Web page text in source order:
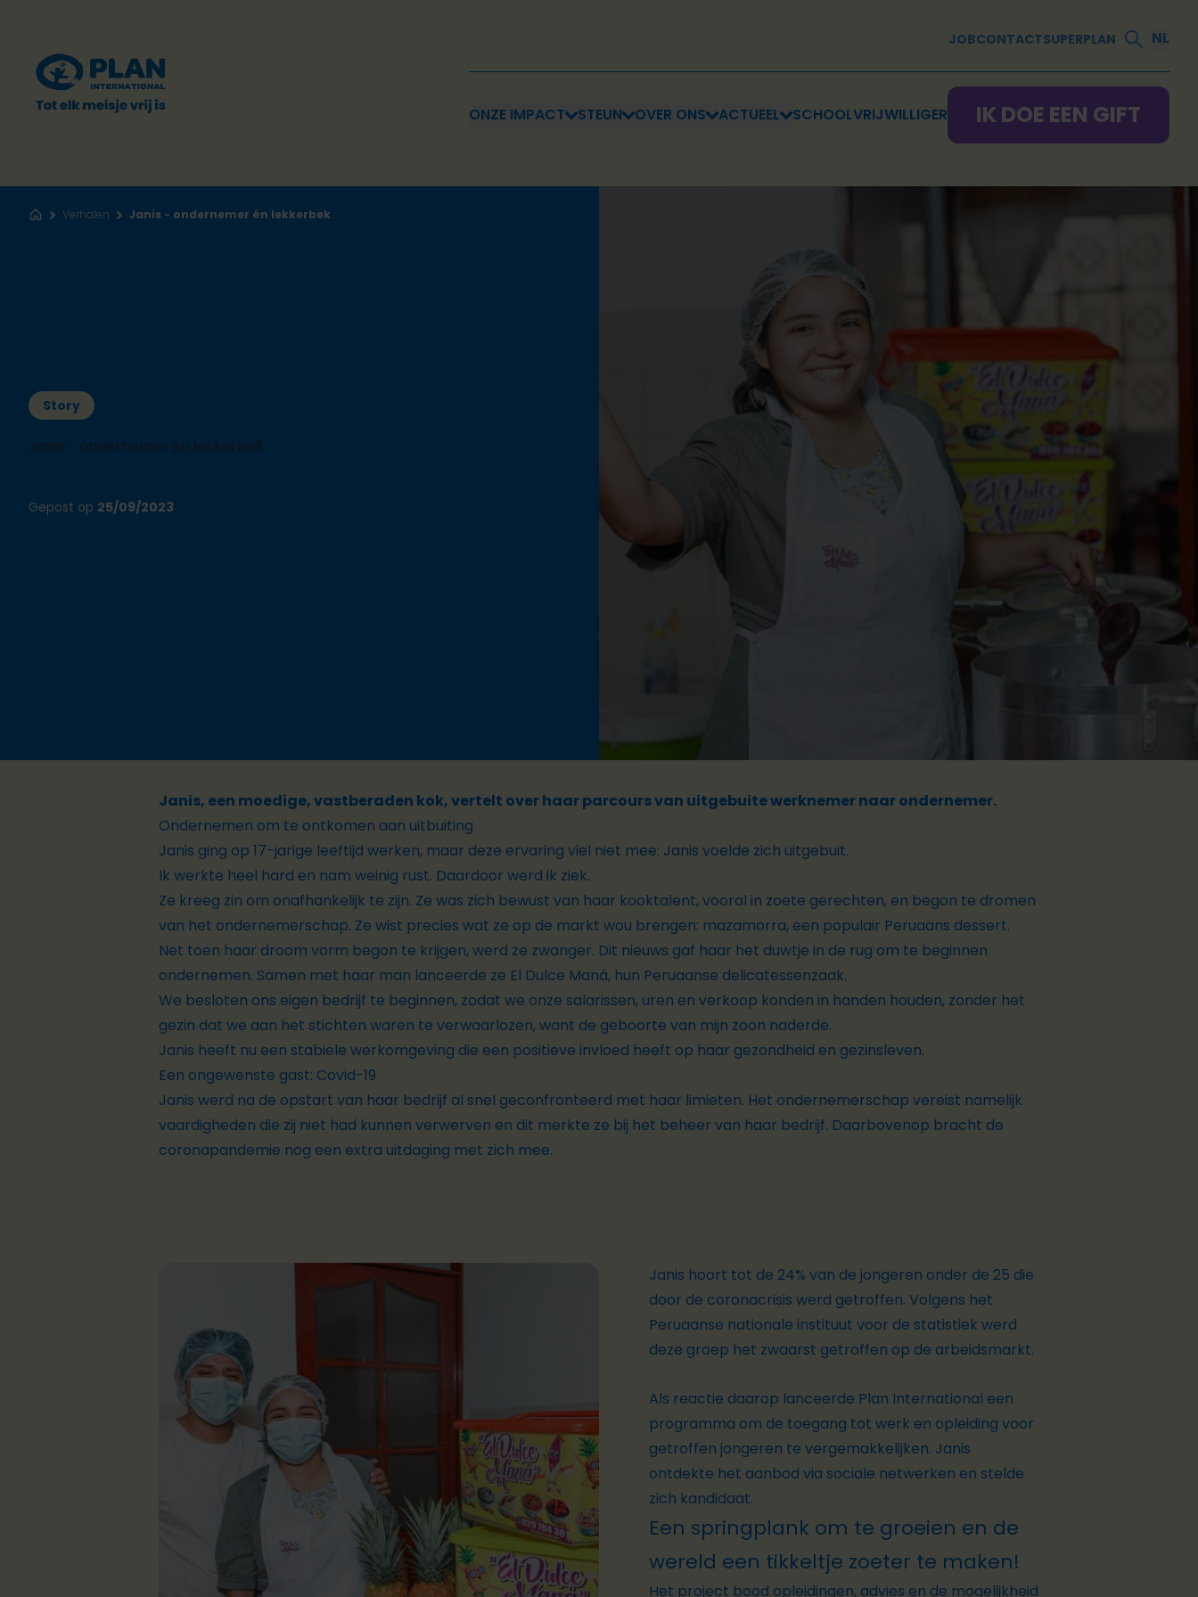
JOBCONTACTSUPERPLAN NL
ONZE IMPACT STEUN OVER ONS ACTUEEL SCHOOLVRIJWILLIGER IK DOE EEN GIFT
HomeVerhalen Janis - ondernemer én lekkerbek
Story
Janis - ondernemer én lekkerbek
Gepost op 25/09/2023
Janis, een moedige, vastberaden kok, vertelt over haar parcours van uitgebuite werknemer naar ondernemer.
Ondernemen om te ontkomen aan uitbuiting
Janis ging op 17-jarige leeftijd werken, maar deze ervaring viel niet mee: Janis voelde zich uitgebuit.
Ik werkte heel hard en nam weinig rust. Daardoor werd ik ziek.
Ze kreeg zin om onafhankelijk te zijn. Ze was zich bewust van haar kooktalent, vooral in zoete gerechten, en begon te dromen
van het ondernemerschap. Ze wist precies wat ze op de markt wou brengen: mazamorra, een populair Peruaans dessert.
Net toen haar droom vorm begon te krijgen, werd ze zwanger. Dit nieuws gaf haar het duwtje in de rug om te beginnen
ondernemen. Samen met haar man lanceerde ze El Dulce Maná, hun Peruaanse delicatessenzaak.
We besloten ons eigen bedrijf te beginnen, zodat we onze salarissen, uren en verkoop konden in handen houden, zonder het
gezin dat we aan het stichten waren te verwaarlozen, want de geboorte van mijn zoon naderde.
Janis heeft nu een stabiele werkomgeving die een positieve invloed heeft op haar gezondheid en gezinsleven.
Een ongewenste gast: Covid-19
Janis werd na de opstart van haar bedrijf al snel geconfronteerd met haar limieten. Het ondernemerschap vereist namelijk
vaardigheden die zij niet had kunnen verwerven en dit merkte ze bij het beheer van haar bedrijf. Daarbovenop bracht de
coronapandemie nog een extra uitdaging met zich mee.
Janis hoort tot de 24% van de jongeren onder de 25 die
door de coronacrisis werd getroffen. Volgens het
Peruaanse nationale instituut voor de statistiek werd
deze groep het zwaarst getroffen op de arbeidsmarkt.
Als reactie daarop lanceerde Plan International een
programma om de toegang tot werk en opleiding voor
getroffen jongeren te vergemakkelijken. Janis
ontdekte het aanbod via sociale netwerken en stelde
zich kandidaat.
Een springplank om te groeien en de
wereld een tikkeltje zoeter te maken!
Het project bood opleidingen, advies en de mogelijkheid